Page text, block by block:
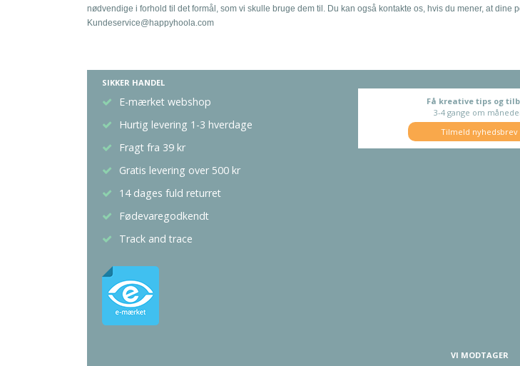
nødvendige i forhold til det formål, som vi skulle bruge dem til. Du kan også kontakte os, hvis du mener, at
Kundeservice@happyhoola.com
SIKKER HANDEL
E-mærket webshop
Hurtig levering 1-3 hverdage
Fragt fra 39 kr
Gratis levering over 500 kr
14 dages fuld returret
Fødevaregodkendt
Track and trace
Få kreative tips og
3-4 gange om
Tilmeld nyhedsbrev
VI MODTAGER